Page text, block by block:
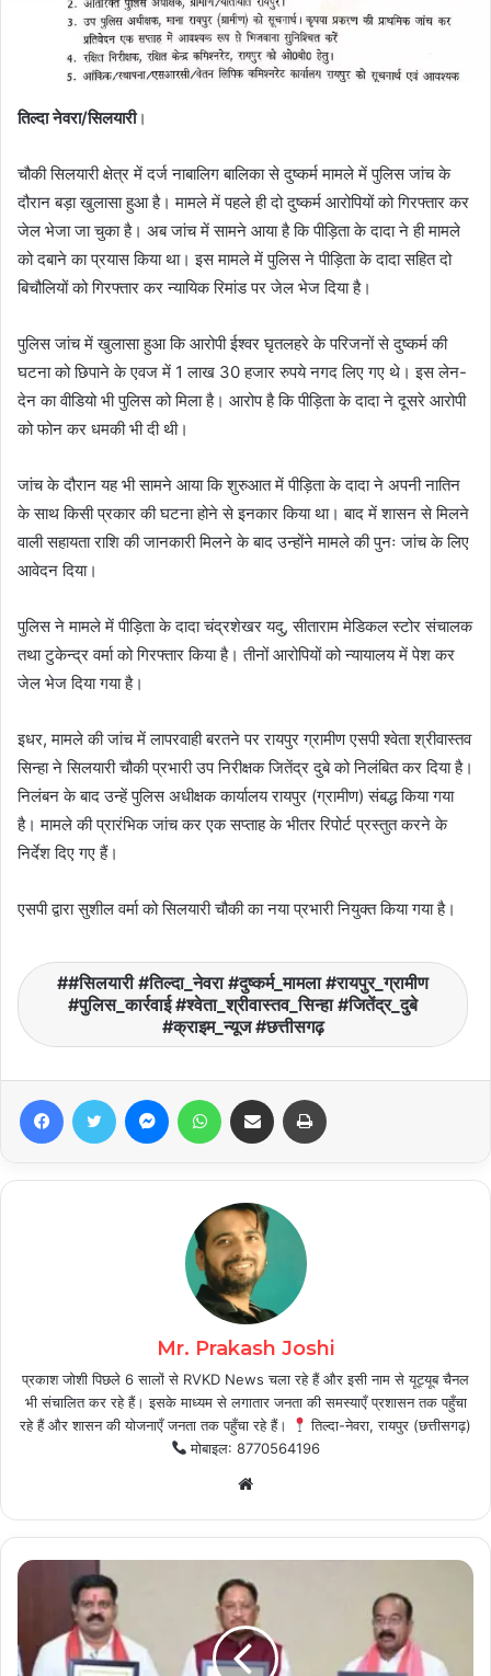
तिल्दा नेवरा/सिलयारी।
चौकी सिलयारी क्षेत्र में दर्ज नाबालिग बालिका से दुष्कर्म मामले में पुलिस जांच के
दौरान बड़ा खुलासा हुआ है। मामले में पहले ही दो दुष्कर्म आरोपियों को गिरफ्तार कर
जेल भेजा जा चुका है। अब जांच में सामने आया है कि पीड़िता के दादा ने ही मामले
को दबाने का प्रयास किया था। इस मामले में पुलिस ने पीड़िता के दादा सहित दो
बिचौलियों को गिरफ्तार कर न्यायिक रिमांड पर जेल भेज दिया है।
पुलिस जांच में खुलासा हुआ कि आरोपी ईश्वर घृतलहरे के परिजनों से दुष्कर्म की
घटना को छिपाने के एवज में 1 लाख 30 हजार रुपये नगद लिए गए थे। इस लेन-
देन का वीडियो भी पुलिस को मिला है। आरोप है कि पीड़िता के दादा ने दूसरे आरोपी
को फोन कर धमकी भी दी थी।
जांच के दौरान यह भी सामने आया कि शुरुआत में पीड़िता के दादा ने अपनी नातिन
के साथ किसी प्रकार की घटना होने से इनकार किया था। बाद में शासन से मिलने
वाली सहायता राशि की जानकारी मिलने के बाद उन्होंने मामले की पुनः जांच के लिए
आवेदन दिया।
पुलिस ने मामले में पीड़िता के दादा चंद्रशेखर यदु, सीताराम मेडिकल स्टोर संचालक
तथा टुकेन्द्र वर्मा को गिरफ्तार किया है। तीनों आरोपियों को न्यायालय में पेश कर
जेल भेज दिया गया है।
इधर, मामले की जांच में लापरवाही बरतने पर रायपुर ग्रामीण एसपी श्वेता श्रीवास्तव
सिन्हा ने सिलयारी चौकी प्रभारी उप निरीक्षक जितेंद्र दुबे को निलंबित कर दिया है।
निलंबन के बाद उन्हें पुलिस अधीक्षक कार्यालय रायपुर (ग्रामीण) संबद्ध किया गया
है। मामले की प्रारंभिक जांच कर एक सप्ताह के भीतर रिपोर्ट प्रस्तुत करने के
निर्देश दिए गए हैं।
एसपी द्वारा सुशील वर्मा को सिलयारी चौकी का नया प्रभारी नियुक्त किया गया है।
#सिलयारी #तिल्दा_नेवरा #दुष्कर्म_मामला #रायपुर_ग्रामीण
#पुलिस_कार्रवाई #श्वेता_श्रीवास्तव_सिन्हा #जितेंद्र_दुबे
#क्राइम_न्यूज #छत्तीसगढ़
FacebookTwitter MessengerWhatsAppShare via Email
Mr. Prakash Joshi
प्रकाश जोशी पिछले 6 सालों से RVKD News चला रहे हैं और इसी नाम से यूट्यूब चैनल
भी संचालित कर रहे हैं। इसके माध्यम से लगातार जनता की समस्याएँ प्रशासन तक पहुँचा
रहे हैं और शासन की योजनाएँ जनता तक पहुँचा रहे हैं।
तिल्दा-नेवरा, रायपुर (छत्तीसगढ़)
मोबाइल: 8770564196
Website